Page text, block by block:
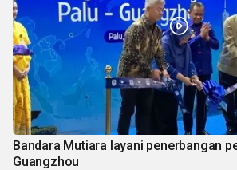
Bandara Mutiara layani penerbangan
Guangzhou